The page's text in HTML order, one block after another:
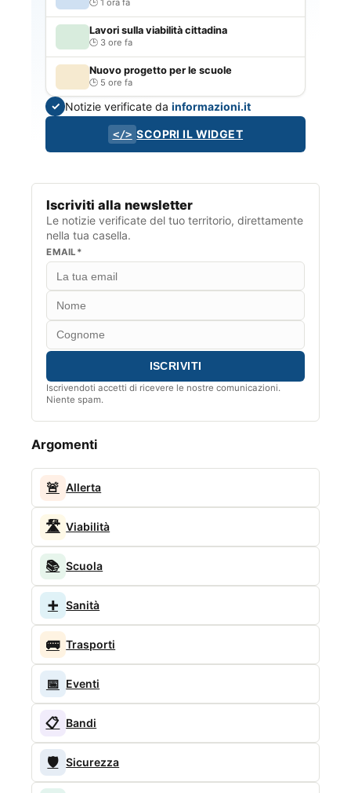
1 ora fa
Lavori sulla viabilità cittadina
3 ore fa
Nuovo progetto per le scuole
5 ore fa
✓ Notizie verificate dainformazioni.it
</> SCOPRI IL WIDGET
Iscriviti alla newsletter
Le notizie verificate del tuo territorio, direttamente
nella tua casella.
EMAIL*
Iscrivendoti accetti di ricevere le nostre comunicazioni.
Niente spam.
Argomenti
🚨 Allerta
🛣️ Viabilità
📚 Scuola
➕ Sanità
🚌 Trasporti
📅 Eventi
📋 Bandi
🛡️ Sicurezza